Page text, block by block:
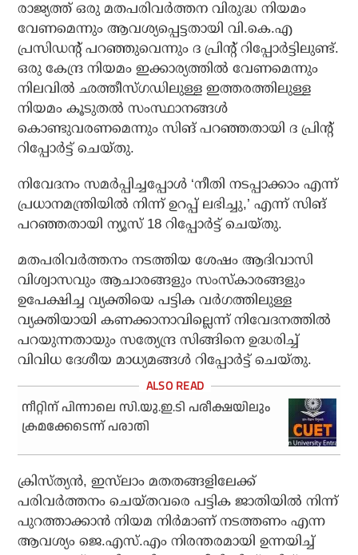
രാജ്യത്ത് ഒരു മതപരിവര്‍ത്തന വിരുദ്ധ നിയമം
വേണമെന്നും ആവശ്യപ്പെട്ടതായി വി.കെ.എ
പ്രസിഡന്റ് പറഞ്ഞുവെന്നും ദ പ്രിന്റ് റിപ്പോര്‍ട്ടിലുണ്ട്.
ഒരു കേന്ദ്ര നിയമം ഇക്കാര്യത്തില്‍ വേണമെന്നും
നിലവില്‍ ഛത്തീസ്ഗഡിലുള്ള ഇത്തരത്തിലുള്ള
നിയമം കൂടുതല്‍ സംസ്ഥാനങ്ങള്‍
കൊണ്ടുവരണമെന്നും സിങ് പറഞ്ഞതായി ദ പ്രിന്റ്
റിപ്പോര്‍ട്ട് ചെയ്തു.
നിവേദനം സമര്‍പ്പിച്ചപ്പോള്‍ ‘നീതി നടപ്പാക്കാം എന്ന്
പ്രധാനമന്ത്രിയില്‍ നിന്ന് ഉറപ്പ് ലഭിച്ചു,’ എന്ന് സിങ്
പറഞ്ഞതായി ന്യൂസ് 18 റിപ്പോര്‍ട്ട് ചെയ്തു.
മതപരിവര്‍ത്തനം നടത്തിയ ശേഷം ആദിവാസി
വിശ്വാസവും ആചാരങ്ങളും സംസ്‌കാരങ്ങളും
ഉപേക്ഷിച്ച വ്യക്തിയെ പട്ടിക വര്‍ഗത്തിലുള്ള
വ്യക്തിയായി കണക്കാനാവില്ലെന്ന് നിവേദനത്തില്‍
പറയുന്നതായും സത്യേന്ദ്ര സിങ്ങിനെ ഉദ്ധരിച്ച്
വിവിധ ദേശീയ മാധ്യമങ്ങള്‍ റിപ്പോര്‍ട്ട് ചെയ്തു.
നീറ്റിന് പിന്നാലെ സി.യു.ഇ.ടി പരീക്ഷയിലും
ക്രമക്കേടെന്ന് പരാതി
ക്രിസ്ത്യന്‍, ഇസ്‌ലാം മതതങ്ങളിലേക്ക്
പരിവര്‍ത്തനം ചെയ്തവരെ പട്ടിക ജാതിയില്‍ നിന്ന്
പുറത്താക്കാന്‍ നിയമ നിര്‍മാണ് നടത്തണം എന്ന
ആവശ്യം ജെ.എസ്.എം നിരന്തരമായി ഉന്നയിച്ച്